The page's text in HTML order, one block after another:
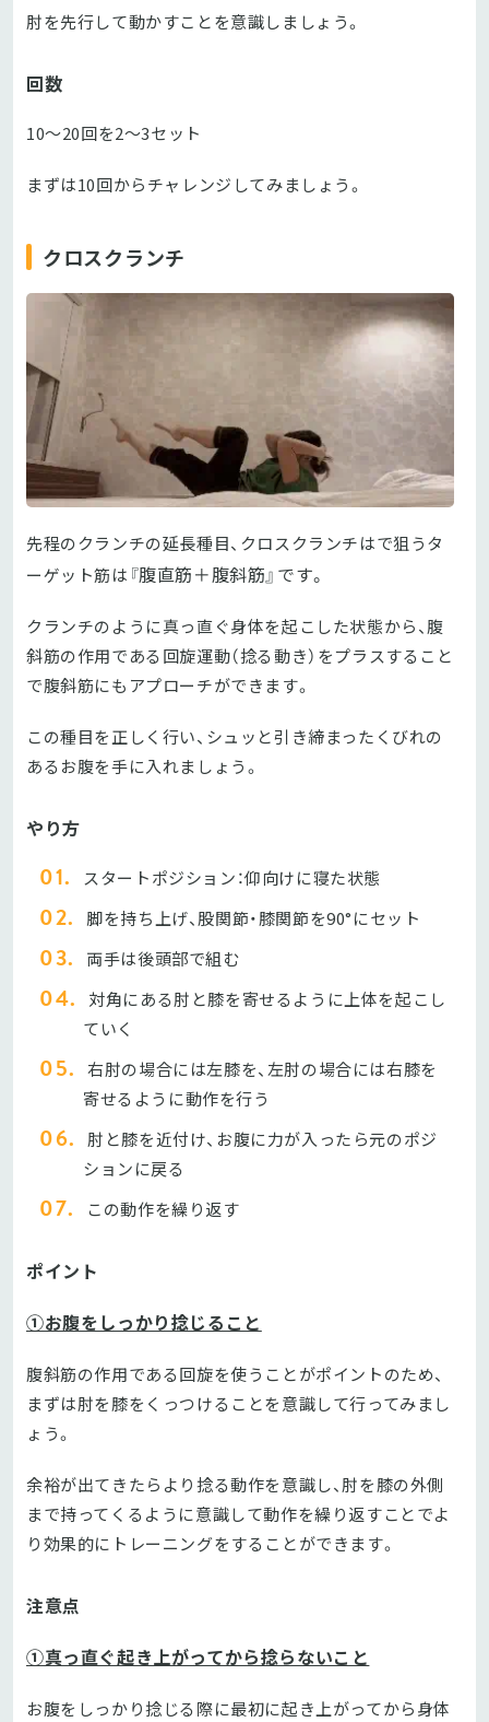
肘を先行して動かすことを意識しましょう。
回数
10～20回を2～3セット
まずは10回からチャレンジしてみましょう。
クロスクランチ
先程のクランチの延長種目、クロスクランチはで狙うタ
ーゲット筋は『腹直筋＋腹斜筋』です。
クランチのように真っ直ぐ身体を起こした状態から、腹
斜筋の作用である回旋運動（捻る動き）をプラスすること
で腹斜筋にもアプローチができます。
この種目を正しく行い、シュッと引き締まったくびれの
あるお腹を手に入れましょう。
やり方
スタートポジション：仰向けに寝た状態
脚を持ち上げ、股関節・膝関節を90°にセット
両手は後頭部で組む
対角にある肘と膝を寄せるように上体を起こし
ていく
右肘の場合には左膝を、左肘の場合には右膝を
寄せるように動作を行う
肘と膝を近付け、お腹に力が入ったら元のポジ
ションに戻る
この動作を繰り返す
ポイント
①お腹をしっかり捻じること
腹斜筋の作用である回旋を使うことがポイントのため、
まずは肘を膝をくっつけることを意識して行ってみまし
ょう。
余裕が出てきたらより捻る動作を意識し、肘を膝の外側
まで持ってくるように意識して動作を繰り返すことでよ
り効果的にトレーニングをすることができます。
注意点
①真っ直ぐ起き上がってから捻らないこと
お腹をしっかり捻じる際に最初に起き上がってから身体